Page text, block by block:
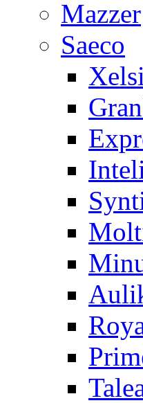
Mazzer
Saeco